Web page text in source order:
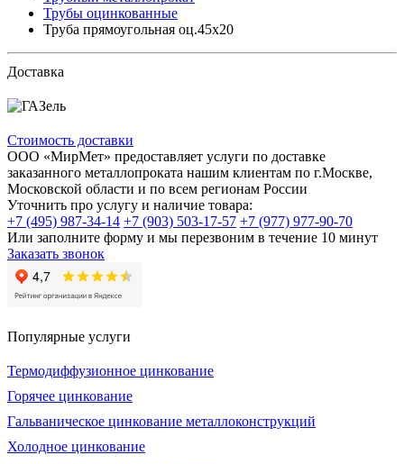
Трубы оцинкованные
Труба прямоугольная оц.45х20
Доставка
Стоимость доставки
ООО «МирМет» предоставляет услуги по доставке
заказанного металлопроката нашим клиентам по г.Москве,
Московской области и по всем регионам России
Уточнить про услугу и наличие товара:
+7 (495) 987-34-14 +7 (903) 503-17-57 +7 (977) 977-90-70
Или заполните форму и мы перезвоним в течение 10 минут
Заказать звонок
Популярные услуги
Термодиффузионное цинкование
Горячее цинкование
Гальваническое цинкование металлоконструкций
Холодное цинкование